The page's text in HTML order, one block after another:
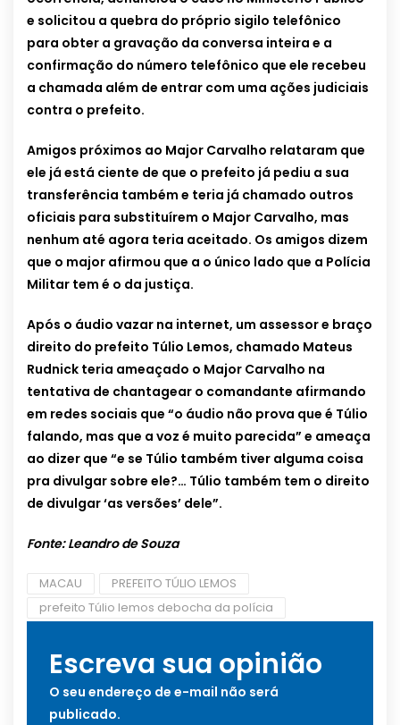
e solicitou a quebra do próprio sigilo telefônico
para obter a gravação da conversa inteira e a
confirmação do número telefônico que ele recebeu
a chamada além de entrar com uma ações judiciais
contra o prefeito.
Amigos próximos ao Major Carvalho relataram que
ele já está ciente de que o prefeito já pediu a sua
transferência também e teria já chamado outros
oficiais para substituírem o Major Carvalho, mas
nenhum até agora teria aceitado. Os amigos dizem
que o major afirmou que a o único lado que a Polícia
Militar tem é o da justiça.
Após o áudio vazar na internet, um assessor e braço
direito do prefeito Túlio Lemos, chamado Mateus
Rudnick teria ameaçado o Major Carvalho na
tentativa de chantagear o comandante afirmando
em redes sociais que “o áudio não prova que é Túlio
falando, mas que a voz é muito parecida” e ameaça
ao dizer que “e se Túlio também tiver alguma coisa
pra divulgar sobre ele?… Túlio também tem o direito
de divulgar ‘as versões’ dele”.
Fonte: Leandro de Souza
MACAU
PREFEITO TÚLIO LEMOS
prefeito Túlio lemos debocha da polícia
Escreva sua opinião
O seu endereço de e-mail não será
publicado.